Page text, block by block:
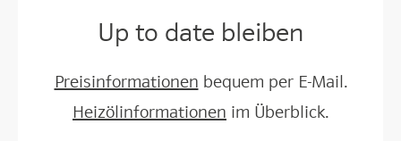
Up to date bleiben
Preisinformationen bequem per E-Mail.
Heizölinformationen im Überblick.